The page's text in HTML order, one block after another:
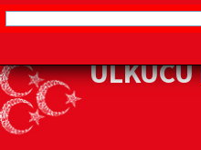
ÜLKÜCÜ